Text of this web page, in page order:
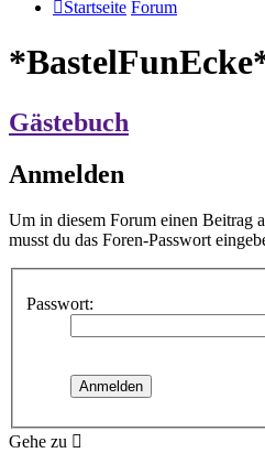
Startseite Forum
Gästebuch
Anmelden
Um in diesem Forum einen Beitrag
musst du das Foren-Passwort
Passwort:
Gehe zu